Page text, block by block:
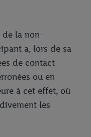
de la non-
a, lors de sa
de contact
ou en
à cet effet, où
les